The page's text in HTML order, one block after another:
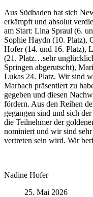
Aus Südbaden hat sich
erkämpft und absolut
am Start: Lina Spraul (6.
Sophie Haydn (10. Platz),
Hofer (14. und 16. Platz),
(21. Platz…sehr
Springen abgerutscht),
Lukas 24. Platz. Wir sind
Marbach präsentiert zu
gegeben und diesen
fördern. Aus den Reihen
gegangen sind und sich
die Teilnehmer der
nominiert und wir sind
vertreten sein wird. Wir
Nadine Hofer
25. Mai 2026